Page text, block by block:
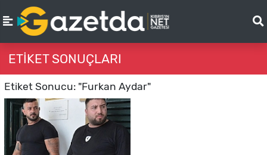
ETIKET SONUÇLARI
Etiket Sonucu: "Furkan Aydar"